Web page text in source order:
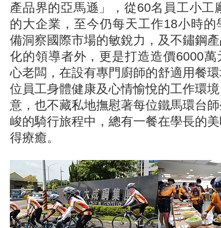
產品界的亞馬遜」，從60名員工小工
的大企業，至今仍每天工作18小時的
備洞察國際市場的敏銳力，及不鏽鋼
化的領導者外，更是打造造價6000
心老闆，在設有專門廚師的舒適用餐
位員工身體健康及心情愉悅的工作環
意，也不藏私地撫慰著每位鐵馬環台
峻的騎行旅程中，總有一餐在學長的
得療癒。